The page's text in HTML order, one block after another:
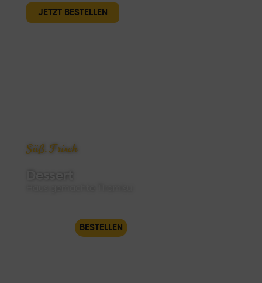
JETZT BESTELLEN
Süß. Frisch
Dessert
BESTELLEN